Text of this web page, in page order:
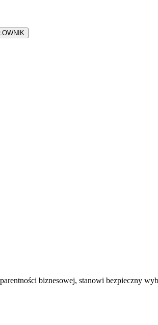
biznesowej, stanowi bezpieczny